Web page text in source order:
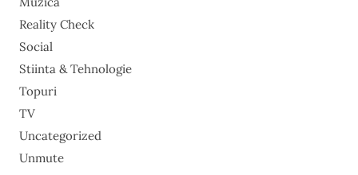
Reality Check
Social
Stiinta & Tehnologie
Topuri
TV
Uncategorized
Unmute